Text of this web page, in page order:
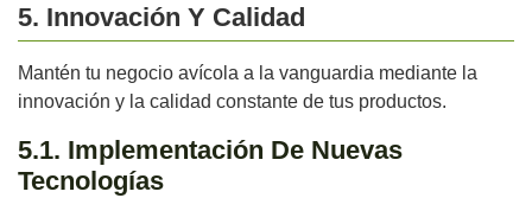
5. Innovación Y Calidad
Mantén tu negocio avícola a la vanguardia mediante la
innovación y la calidad constante de tus productos.
5.1. Implementación De Nuevas
Tecnologías